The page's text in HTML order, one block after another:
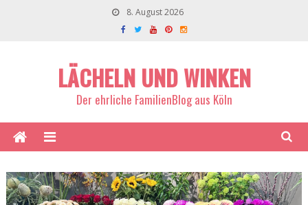
8. August 2026
LÄCHELN UND WINKEN
Der ehrliche FamilienBlog aus Köln